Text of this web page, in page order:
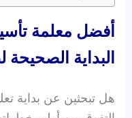
أفضل معلمة
البداية
هل تبحثين عن بداية